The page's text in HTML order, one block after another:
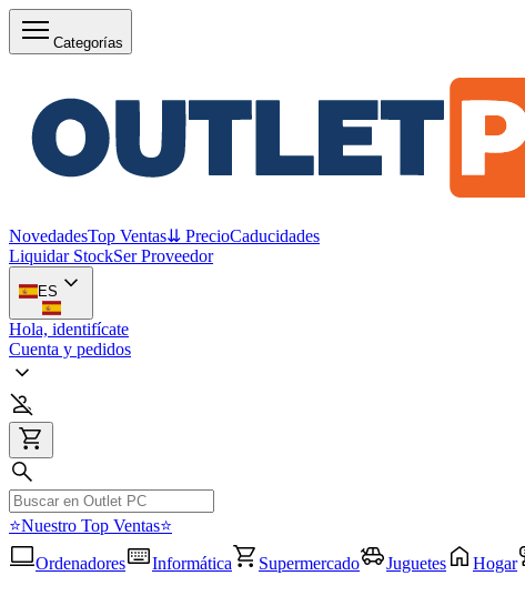
Categorías
NovedadesTop Ventas⇊ PrecioCaducidades
Liquidar StockSer Proveedor
ES
Hola, identifícate
Cuenta y pedidos
⭐Nuestro Top Ventas⭐
Ordenadores
Informática Supermercado Juguetes Hogar